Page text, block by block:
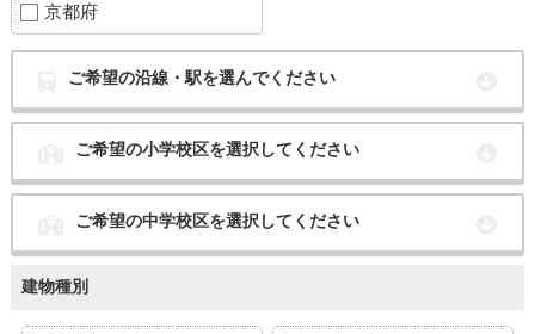
京都府
ご希望の沿線・駅を選んでください
ご希望の小学校区を選択してください
ご希望の中学校区を選択してください
建物種別